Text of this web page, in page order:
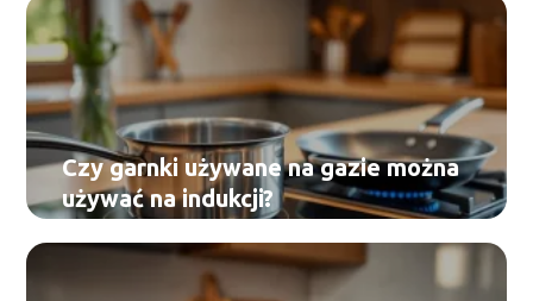
Czy garnki używane na gazie można
używać na indukcji?